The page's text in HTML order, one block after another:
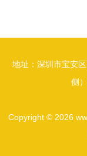
地址：深圳市宝安
侧
Copyright © 2026